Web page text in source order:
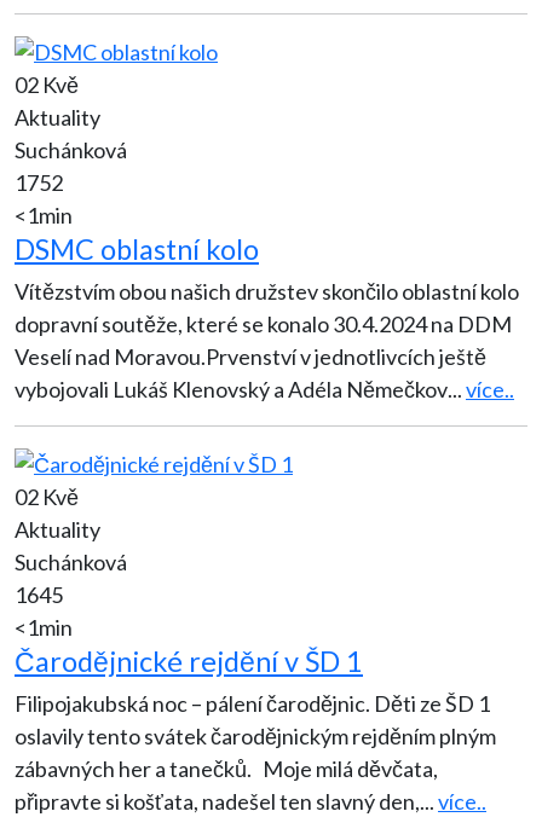
02 Kvě
Aktuality
Suchánková
1752
<1min
DSMC oblastní kolo
Vítězstvím obou našich družstev skončilo oblastní kolo
dopravní soutěže, které se konalo 30.4.2024 na DDM
Veselí nad Moravou.Prvenství v jednotlivcích ještě
vybojovali Lukáš Klenovský a Adéla Němečkov...více..
02 Kvě
Aktuality
Suchánková
1645
<1min
Čarodějnické rejdění v ŠD 1
Filipojakubská noc – pálení čarodějnic. Děti ze ŠD 1
oslavily tento svátek čarodějnickým rejděním plným
zábavných her a tanečků. Moje milá děvčata,
připravte si košťata, nadešel ten slavný den,...více..